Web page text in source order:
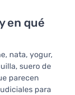
en qué
nata, yogur,
suero de
parecen
para